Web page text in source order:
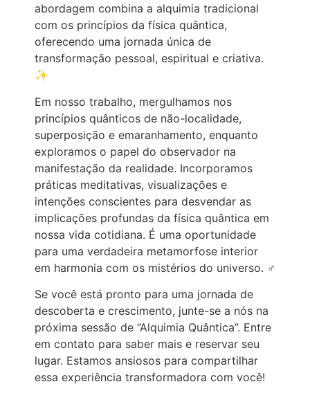
abordagem combina a alquimia tradicional
com os princípios da física quântica,
oferecendo uma jornada única de
transformação pessoal, espiritual e criativa.
✨
Em nosso trabalho, mergulhamos nos
princípios quânticos de não-localidade,
superposição e emaranhamento, enquanto
exploramos o papel do observador na
manifestação da realidade. Incorporamos
práticas meditativas, visualizações e
intenções conscientes para desvendar as
implicações profundas da física quântica em
nossa vida cotidiana. É uma oportunidade
para uma verdadeira metamorfose interior
em harmonia com os mistérios do universo. ‍♂️
Se você está pronto para uma jornada de
descoberta e crescimento, junte-se a nós na
próxima sessão de “Alquimia Quântica”. Entre
em contato para saber mais e reservar seu
lugar. Estamos ansiosos para compartilhar
essa experiência transformadora com você!